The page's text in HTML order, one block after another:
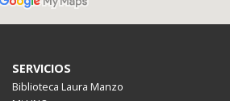
SERVICIOS
Biblioteca Laura Manzo